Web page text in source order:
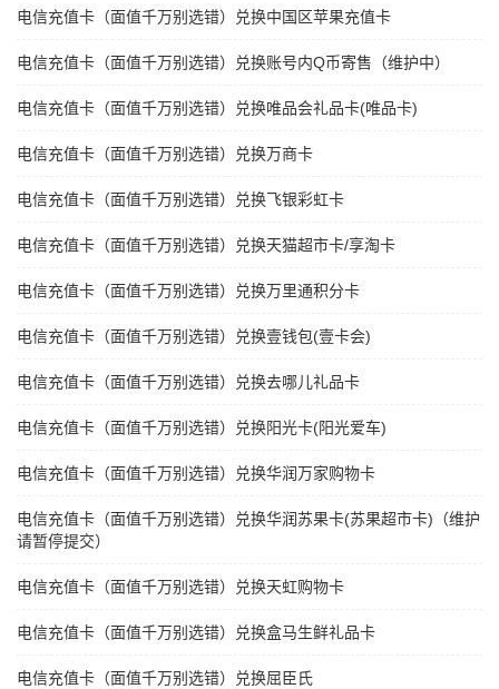
电信充值卡（面值千万别选错）兑换中国区苹果充值卡
电信充值卡（面值千万别选错）兑换账号内Q币寄售（维护中）
电信充值卡（面值千万别选错）兑换唯品会礼品卡(唯品卡)
电信充值卡（面值千万别选错）兑换万商卡
电信充值卡（面值千万别选错）兑换飞银彩虹卡
电信充值卡（面值千万别选错）兑换天猫超市卡/享淘卡
电信充值卡（面值千万别选错）兑换万里通积分卡
电信充值卡（面值千万别选错）兑换壹钱包(壹卡会)
电信充值卡（面值千万别选错）兑换去哪儿礼品卡
电信充值卡（面值千万别选错）兑换阳光卡(阳光爱车)
电信充值卡（面值千万别选错）兑换华润万家购物卡
电信充值卡（面值千万别选错）兑换华润苏果卡(苏果超市卡)（维护
请暂停提交）
电信充值卡（面值千万别选错）兑换天虹购物卡
电信充值卡（面值千万别选错）兑换盒马生鲜礼品卡
电信充值卡（面值千万别选错）兑换屈臣氏